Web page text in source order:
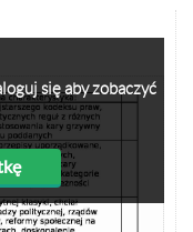
się aby zobaczyć